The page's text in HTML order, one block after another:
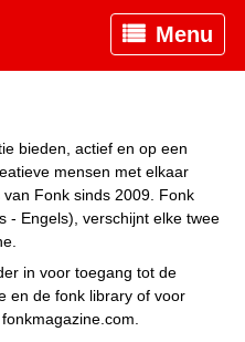
Menu
bieden, actief en op een
mensen met elkaar
Fonk sinds 2009. Fonk
- Engels), verschijnt elke twee
in voor toegang tot de
en de fonk library of voor